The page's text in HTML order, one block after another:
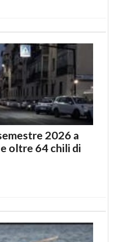
2026 a
oltre 64 chili di